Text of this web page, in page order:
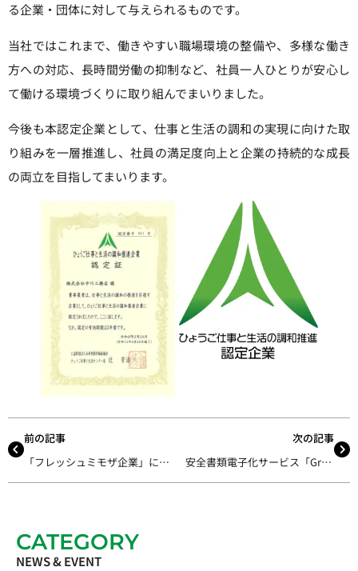
る企業・団体に対して与えられるものです。
当社ではこれまで、働きやすい職場環境の整備や、多様な働き
方への対応、長時間労働の抑制など、社員一人ひとりが安心し
て働ける環境づくりに取り組んでまいりました。
今後も本認定企業として、仕事と生活の調和の実現に向けた取
り組みを一層推進し、社員の満足度向上と企業の持続的な成長
の両立を目指してまいります。
前の記事
「フレッシュミモザ企業」に認定されました
次の記事
安全書類電子化サービス「Greenfile.work」導入のお知らせ
CATEGORY
NEWS & EVENT